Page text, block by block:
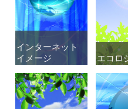
インターネット
イメージ
インターネット
イメージ
エコロ
エコロ